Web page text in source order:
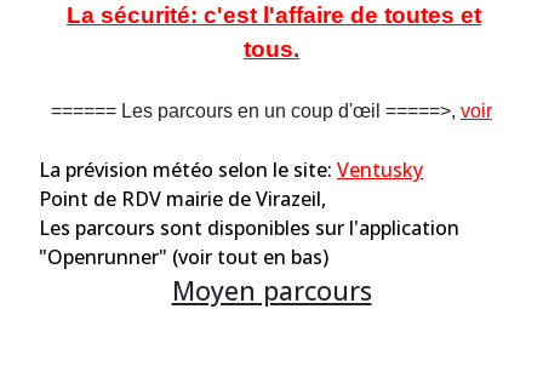
La sécurité: c'est l'affaire de toutes et
tous.
====== Les parcours en un coup d'œil =====>, voir
La prévision météo selon le site: Ventusky
Point de RDV mairie de Virazeil,
Les parcours sont disponibles sur l'application
"Openrunner" (voir tout en bas)
Moyen parcours